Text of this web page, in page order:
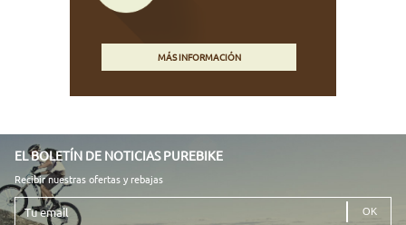
MÁS INFORMACIÓN
EL BOLETÍN DE NOTICIAS PUREBIKE
Recibir nuestras ofertas y rebajas
Tu
email